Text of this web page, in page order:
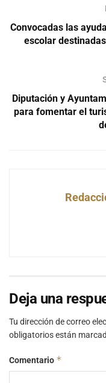
Convocadas las
escolar
Diputación y
para fomentar el
Deja una
Tu dirección de correo
obligatorios están
Comentario *